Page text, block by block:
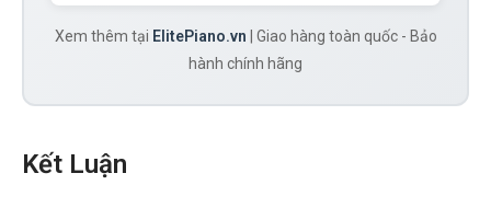
Xem thêm tại ElitePiano.vn | Giao hàng toàn quốc - Bảo
hành chính hãng
Kết Luận